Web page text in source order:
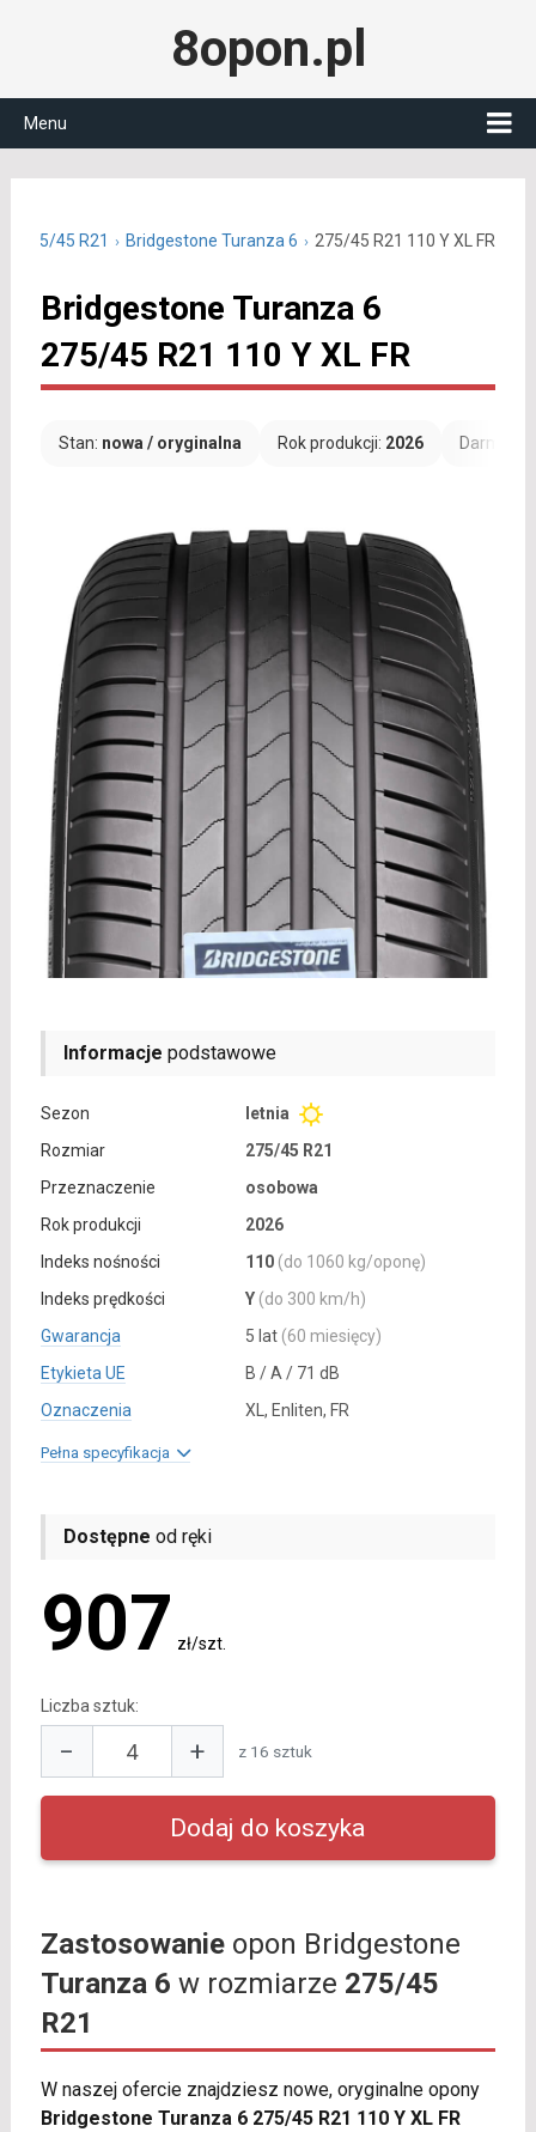
8opon.pl
Menu
275/45 R21 Bridgestone Turanza 6 275/45 R21 110 Y XL FR
Bridgestone Turanza 6
275/45 R21 110 Y XL FR
Stan: nowa / oryginalna Rok produkcji: 2026
Informacje podstawowe
Sezon
letnia
Rozmiar
275/45 R21
Przeznaczenie
osobowa
Rok produkcji
2026
Indeks nośności
110 (do 1060 kg/oponę)
Indeks prędkości
Y (do 300 km/h)
Gwarancja
5 lat (60 miesięcy)
Etykieta UE
B / A / 71 dB
Oznaczenia
XL, Enliten, FR
Pełna specyfikacja
Dostępne od ręki
907 zł/szt.
Liczba sztuk:
− + z 16 sztuk
Zastosowanieopon Bridgestone
Turanza 6 w rozmiarze 275/45
R21
W naszej ofercie znajdziesz nowe, oryginalne opony
Bridgestone Turanza 6 275/45 R21 110 Y XL FR